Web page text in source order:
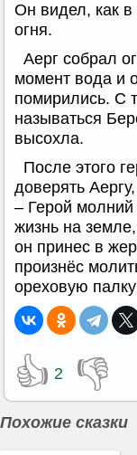
Он видел, как в
огня.
Аерг собрал
момент вода и
помирились. С
называться
высохла.
После этого
доверять
– Герой
жизнь на
он принес в
произнёс
ореховую
👍 2 👎
Похожие сказки